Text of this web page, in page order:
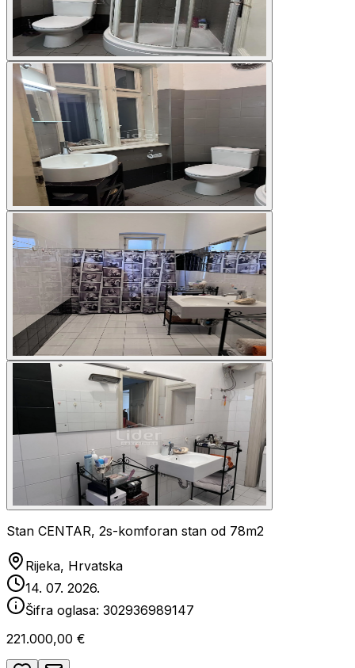
Stan CENTAR, 2s-komforan stan od 78m2
Rijeka, Hrvatska
14. 07. 2026.
Šifra oglasa: 302936989147
221.000,00 €